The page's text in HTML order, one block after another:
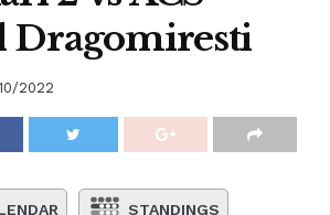
2022
STANDINGS